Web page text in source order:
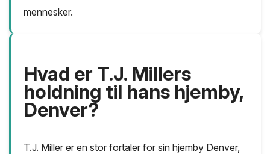
mennesker.
Hvad er T.J. Millers
holdning til hans hjemby,
Denver?
T.J. Miller er en stor fortaler for sin hjemby Denver,